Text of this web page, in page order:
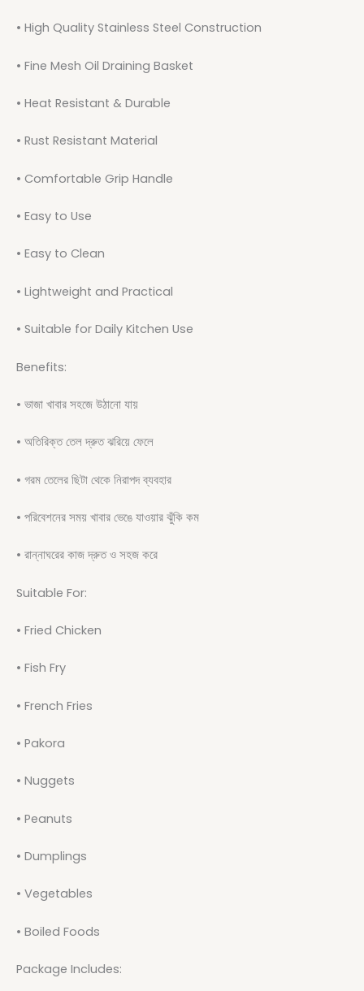
• High Quality Stainless Steel Construction
• Fine Mesh Oil Draining Basket
• Heat Resistant & Durable
• Rust Resistant Material
• Comfortable Grip Handle
• Easy to Use
• Easy to Clean
• Lightweight and Practical
• Suitable for Daily Kitchen Use
Benefits:
• ভাজা খাবার সহজে উঠানো যায়
• অতিরিক্ত তেল দ্রুত ঝরিয়ে ফেলে
• গরম তেলের ছিটা থেকে নিরাপদ ব্যবহার
• পরিবেশনের সময় খাবার ভেঙে যাওয়ার ঝুঁকি কম
• রান্নাঘরের কাজ দ্রুত ও সহজ করে
Suitable For:
• Fried Chicken
• Fish Fry
• French Fries
• Pakora
• Nuggets
• Peanuts
• Dumplings
• Vegetables
• Boiled Foods
Package Includes: